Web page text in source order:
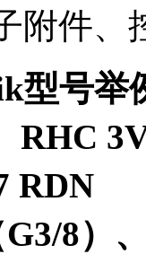
附件、
型号举
RHC
RDN
8）